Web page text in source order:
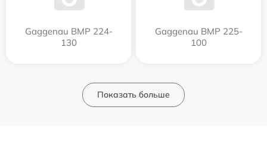
Gaggenau BMP 224-
130
Gaggenau BMP 225-
100
Показать больше